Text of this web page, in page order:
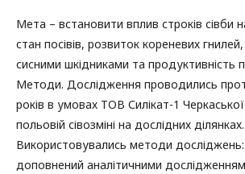
Мета – встановити вплив строків сівби
стан посівів, розвиток кореневих
сисними шкідниками та продуктивність
Методи. Дослідження проводились
років в умовах ТОВ Силікат-1
польовій сівозміні на дослідних ділянках.
Використовувались методи
доповнений аналітичними